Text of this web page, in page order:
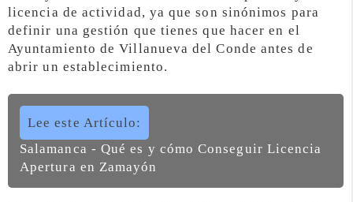
licencia de actividad, ya que son sinónimos para
definir una gestión que tienes que hacer en el
Ayuntamiento de Villanueva del Conde antes de
abrir un establecimiento.
Lee este Artículo:
Salamanca - Qué es y cómo Conseguir Licencia
Apertura en Zamayón